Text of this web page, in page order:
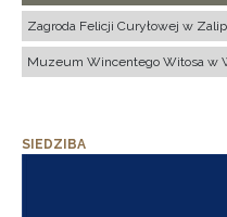
Zagroda Felicji Curyłowej w
Muzeum Wincentego Witosa w
SIEDZIBA